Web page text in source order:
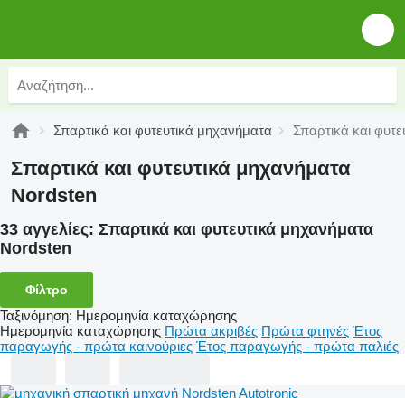
Σπαρτικά και φυτευτικά μηχανήματα Σπαρτικά και
Σπαρτικά και φυτευτικά μηχανήματα
Nordsten
33 αγγελίες: Σπαρτικά και φυτευτικά μηχανήματα
Nordsten
Φίλτρο
Ταξινόμηση: Ημερομηνία καταχώρησης
Ημερομηνία καταχώρησης Πρώτα ακριβές Πρώτα φτηνές Έτος
παραγωγής - πρώτα καινούριες Έτος παραγωγής - πρώτα παλιές